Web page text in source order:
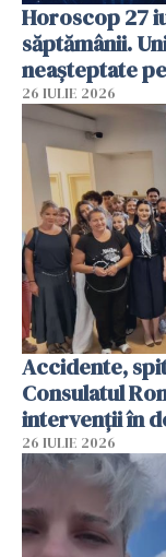
Horoscop 27
săptămânii.
neașteptate
26 IULIE 2026
Accidente,
Consulatul
intervenții în
26 IULIE 2026